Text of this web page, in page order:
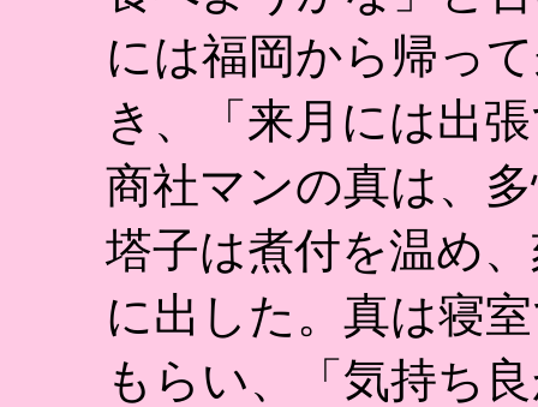
には福岡から帰っ
き、「来月には出
商社マンの真は、
塔子は煮付を温め
に出した。真は寝
もらい、「気持ち